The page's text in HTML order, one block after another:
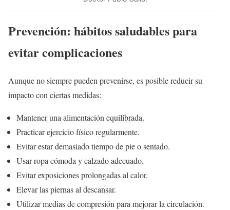
Prevención: hábitos saludables para
evitar complicaciones
Aunque no siempre pueden prevenirse, es posible reducir su
impacto con ciertas medidas:
Mantener una alimentación equilibrada.
Practicar ejercicio físico regularmente.
Evitar estar demasiado tiempo de pie o sentado.
Usar ropa cómoda y calzado adecuado.
Evitar exposiciones prolongadas al calor.
Elevar las piernas al descansar.
Utilizar medias de compresión para mejorar la circulación.